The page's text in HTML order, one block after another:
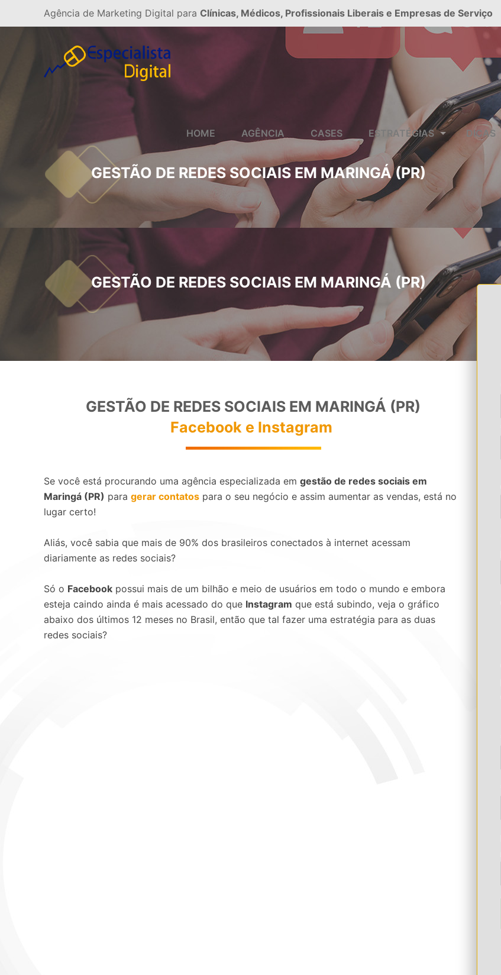
Agência de Marketing Digital para Clínicas, Médicos, Profissionais Liberais e Empresas de Serviço
HOME AGÊNCIA CASES ESTRATÉGIAS DICAS
GESTÃO DE REDES SOCIAIS EM MARINGÁ (PR)
GESTÃO DE REDES SOCIAIS EM MARINGÁ (PR)
GESTÃO DE REDES SOCIAIS EM MARINGÁ (PR)
Facebook e Instagram
Se você está procurando uma agência especializada em gestão de redes sociais em
Maringá (PR) para gerar contatos para o seu negócio e assim aumentar as vendas, está no
lugar certo!
Aliás, você sabia que mais de 90% dos brasileiros conectados à internet acessam
diariamente as redes sociais?
Só o Facebook possui mais de um bilhão e meio de usuários em todo o mundo e embora
esteja caindo ainda é mais acessado do que Instagram que está subindo, veja o gráfico
abaixo dos últimos 12 meses no Brasil, então que tal fazer uma estratégia para as duas
redes sociais?